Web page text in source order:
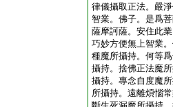
律儀攝取正法。嚴
智業。佛子。是爲
薩摩訶薩。安住此
巧妙方便無上智業
種魔所攝持。何等
攝持。捨佛正法魔
攝持。專念自度魔
所攝持。遠離煩惱